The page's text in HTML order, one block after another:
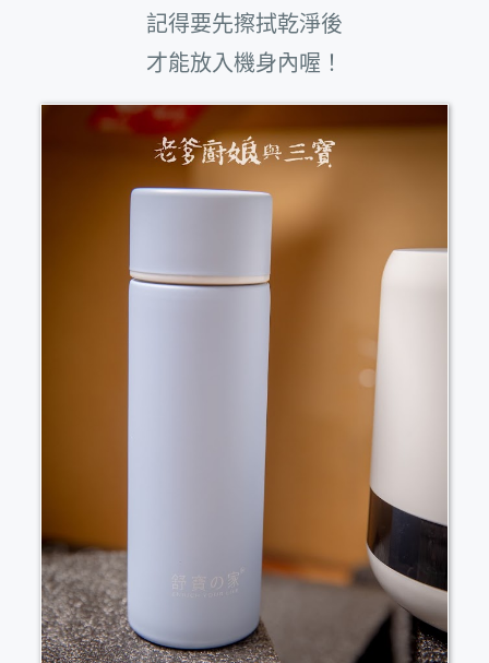
記得要先擦拭乾淨後
才能放入機身內喔！